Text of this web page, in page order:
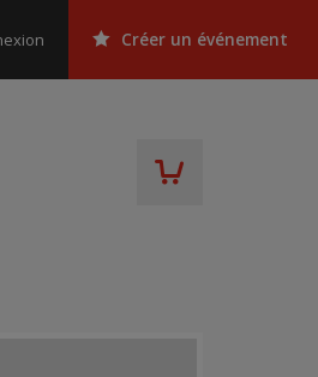
Créer un événement